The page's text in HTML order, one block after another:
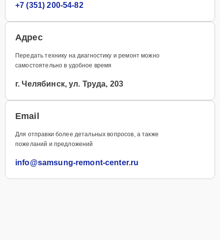
+7 (351) 200-54-82
Адрес
Передать технику на диагностику и ремонт можно
самостоятельно в удобное время
г. Челябинск, ул. Труда, 203
Email
Для отправки более детальных вопросов, а также
пожеланий и предложений
info@samsung-remont-center.ru